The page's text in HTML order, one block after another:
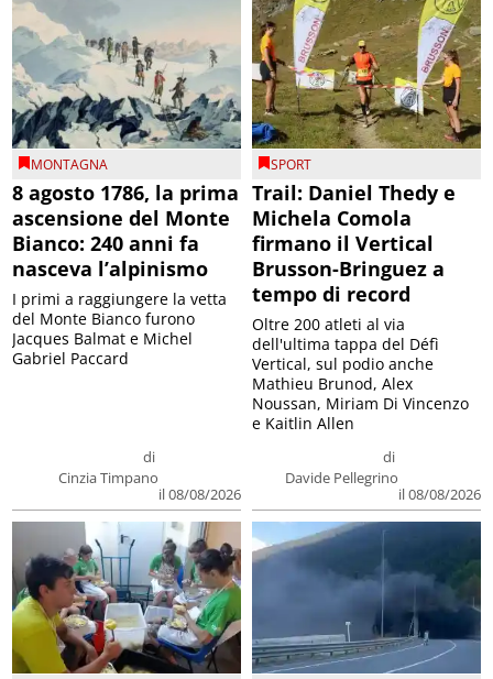
MONTAGNA
8 agosto 1786, la prima
ascensione del Monte
Bianco: 240 anni fa
nasceva l’alpinismo
di
Cinzia Timpano
il 08/08/2026
I primi a raggiungere la vetta
del Monte Bianco furono
Jacques Balmat e Michel
Gabriel Paccard
SPORT
Trail: Daniel Thedy e
Michela Comola
firmano il Vertical
Brusson-Bringuez a
tempo di record
di
Davide Pellegrino
il 08/08/2026
Oltre 200 atleti al via
dell'ultima tappa del Défì
Vertical, sul podio anche
Mathieu Brunod, Alex
Noussan, Miriam Di Vincenzo
e Kaitlin Allen